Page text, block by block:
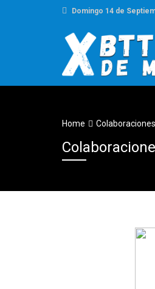
Domingo 14 de
Home Colaboraciones